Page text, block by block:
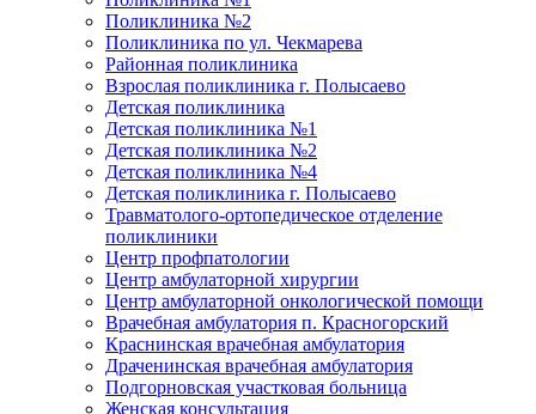
Поликлиника №2
Поликлиника по ул. Чекмарева
Районная поликлиника
Взрослая поликлиника г. Полысаево
Детская поликлиника
Детская поликлиника №1
Детская поликлиника №2
Детская поликлиника №4
Детская поликлиника г. Полысаево
Травматолого-ортопедическое отделение
поликлиники
Центр профпатологии
Центр амбулаторной хирургии
Центр амбулаторной онкологической помощи
Врачебная амбулатория п. Красногорский
Краснинская врачебная амбулатория
Драченинская врачебная амбулатория
Подгорновская участковая больница
Женская консультация